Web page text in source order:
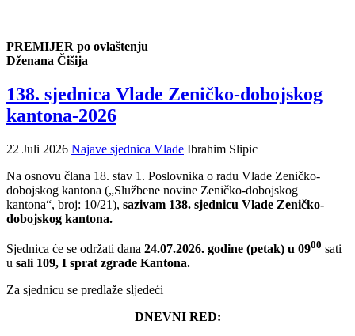
PREMIJER po ovlaštenju
Dženana Čišija
138. sjednica Vlade Zeničko-dobojskog
kantona-2026
22 Juli 2026 Najave sjednica Vlade Ibrahim Slipic
Na osnovu člana 18. stav 1. Poslovnika o radu Vlade Zeničko-
dobojskog kantona („Službene novine Zeničko-dobojskog
kantona“, broj: 10/21), sazivam 138. sjednicu Vlade Zeničko-
dobojskog kantona.
Sjednica će se održati dana 24.07.2026. godine (petak) u 0900 sati
u sali 109, I sprat zgrade Kantona.
Za sjednicu se predlaže sljedeći
DNEVNI RED: